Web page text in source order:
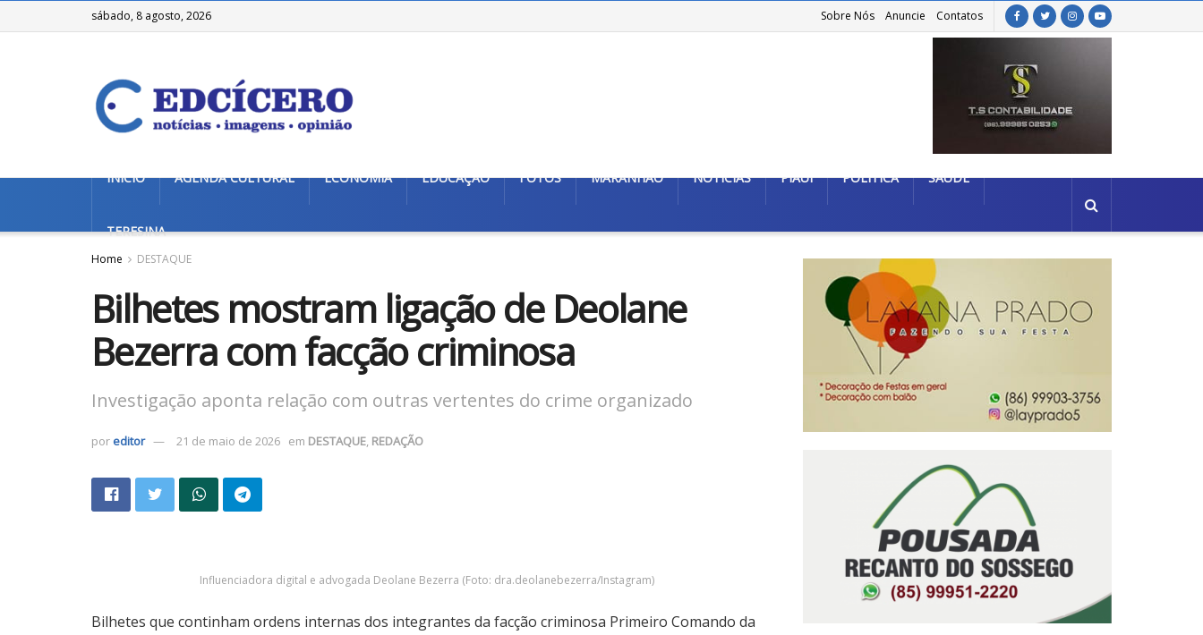
sábado, 8 agosto, 2026 Sobre Nós Anuncie Contatos
INÍCIO AGENDA CULTURAL ECONOMIA EDUCAÇÃO FOTOS MARANHÃO NOTÍCIAS PIAUÍ POLÍTICA SAÚDE
TERESINA
Home DESTAQUE
Bilhetes mostram ligação de Deolane
Bezerra com facção criminosa
Investigação aponta relação com outras vertentes do crime organizado
por editor 21 de maio de 2026 em DESTAQUE, REDAÇÃO
Influenciadora digital e advogada Deolane Bezerra (Foto: dra.deolanebezerra/Instagram)
Bilhetes que continham ordens internas dos integrantes da facção criminosa Primeiro Comando da